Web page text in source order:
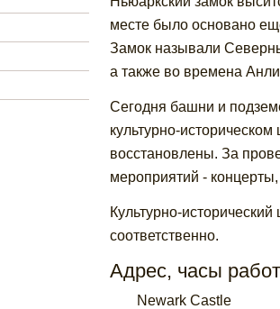
месте было основано
Замок называли
а также во времена
Сегодня башни и
культурно-
восстановлены. За
мероприятий - концерты,
Культурно-
соответственно.
Адрес, часы
Newark Castle